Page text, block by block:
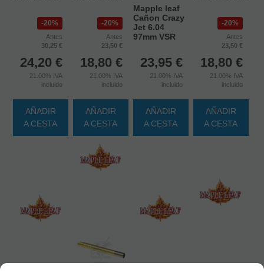
20%
Antes
30,25 €
24,20 €
21.00% IVA
incluido
AÑADIR
A CESTA
20%
Antes
23,50 €
18,80 €
21.00% IVA
incluido
AÑADIR
A CESTA
Mapple leaf
Cañon Crazy
Jet 6.04
97mm VSR
23,95 €
21.00% IVA
incluido
AÑADIR
A CESTA
20%
Antes
23,50 €
18,80 €
21.00% IVA
incluido
AÑADIR
A CESTA